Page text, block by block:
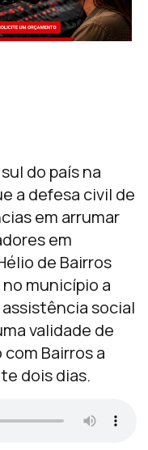
do país na
a defesa civil de
em arrumar
em
de Bairros
município a
social
validade de
Bairros a
dois dias.